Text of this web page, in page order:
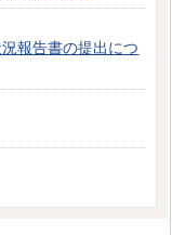
報告書の提出につ